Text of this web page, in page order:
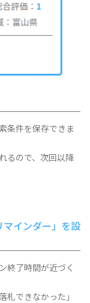
条件を保存できま
るので、次回以降
インダー」を設
終了時間が近づく
札できなかった」